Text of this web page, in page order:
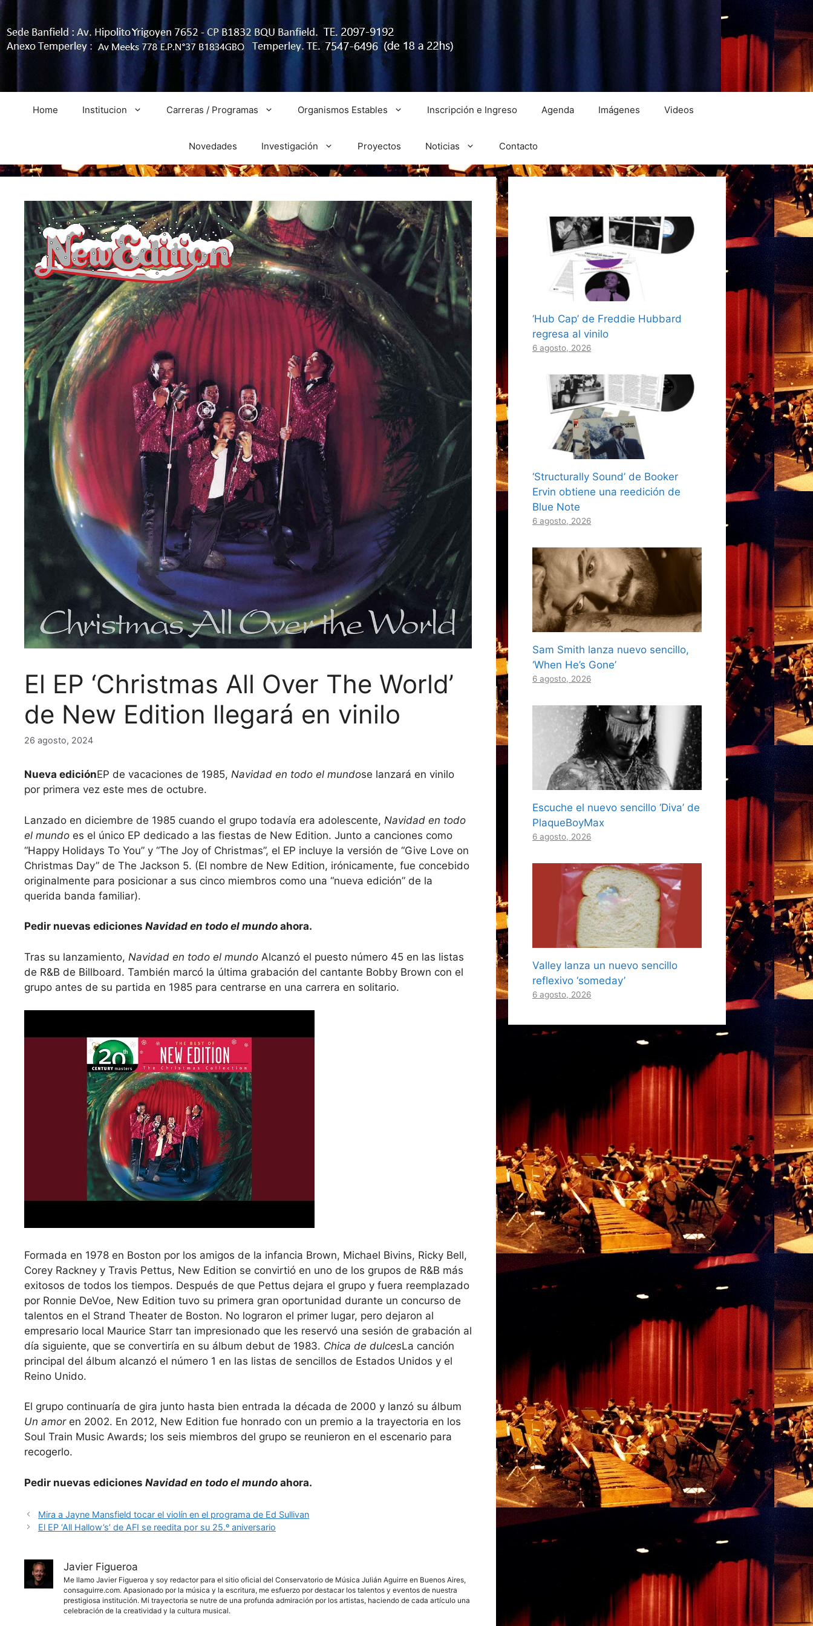
Home Institucion Carreras / Programas Organismos Estables Inscripción e Ingreso Agenda Imágenes Videos
Novedades Investigación Proyectos Noticias Contacto
El EP ‘Christmas All Over The World’
de New Edition llegará en vinilo
26 agosto, 2024
Nueva ediciónEP de vacaciones de 1985, Navidad en todo el mundose lanzará en vinilo
por primera vez este mes de octubre.
Lanzado en diciembre de 1985 cuando el grupo todavía era adolescente, Navidad en todo
el mundo es el único EP dedicado a las fiestas de New Edition. Junto a canciones como
“Happy Holidays To You” y “The Joy of Christmas”, el EP incluye la versión de “Give Love on
Christmas Day” de The Jackson 5. (El nombre de New Edition, irónicamente, fue concebido
originalmente para posicionar a sus cinco miembros como una “nueva edición” de la
querida banda familiar).
Pedir nuevas ediciones Navidad en todo el mundo ahora.
Tras su lanzamiento, Navidad en todo el mundo Alcanzó el puesto número 45 en las listas
de R&B de Billboard. También marcó la última grabación del cantante Bobby Brown con el
grupo antes de su partida en 1985 para centrarse en una carrera en solitario.
Formada en 1978 en Boston por los amigos de la infancia Brown, Michael Bivins, Ricky Bell,
Corey Rackney y Travis Pettus, New Edition se convirtió en uno de los grupos de R&B más
exitosos de todos los tiempos. Después de que Pettus dejara el grupo y fuera reemplazado
por Ronnie DeVoe, New Edition tuvo su primera gran oportunidad durante un concurso de
talentos en el Strand Theater de Boston. No lograron el primer lugar, pero dejaron al
empresario local Maurice Starr tan impresionado que les reservó una sesión de grabación al
día siguiente, que se convertiría en su álbum debut de 1983. Chica de dulcesLa canción
principal del álbum alcanzó el número 1 en las listas de sencillos de Estados Unidos y el
Reino Unido.
El grupo continuaría de gira junto hasta bien entrada la década de 2000 y lanzó su álbum
Un amoren 2002. En 2012, New Edition fue honrado con un premio a la trayectoria en los
Soul Train Music Awards; los seis miembros del grupo se reunieron en el escenario para
recogerlo.
Pedir nuevas ediciones Navidad en todo el mundo ahora.
Mira a Jayne Mansfield tocar el violín en el programa de Ed Sullivan
El EP ‘All Hallow’s’ de AFI se reedita por su 25.º aniversario
Javier Figueroa
Me llamo Javier Figueroa y soy redactor para el sitio oficial del Conservatorio de Música Julián Aguirre en Buenos Aires,
consaguirre.com. Apasionado por la música y la escritura, me esfuerzo por destacar los talentos y eventos de nuestra
prestigiosa institución. Mi trayectoria se nutre de una profunda admiración por los artistas, haciendo de cada artículo una
celebración de la creatividad y la cultura musical.
‘Hub Cap’ de Freddie Hubbard
regresa al vinilo
6 agosto, 2026
‘Structurally Sound’ de Booker
Ervin obtiene una reedición de
Blue Note
6 agosto, 2026
Sam Smith lanza nuevo sencillo,
‘When He’s Gone’
6 agosto, 2026
Escuche el nuevo sencillo ‘Diva’ de
PlaqueBoyMax
6 agosto, 2026
Valley lanza un nuevo sencillo
reflexivo ‘someday’
6 agosto, 2026